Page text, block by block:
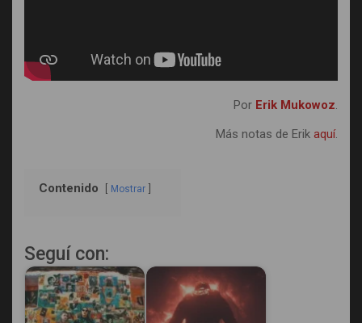
Por Erik Mukowoz.
Más notas de Erik aquí.
Contenido Mostrar
Seguí con: